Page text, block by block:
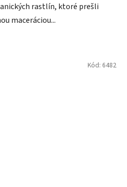
rastlín, ktoré prešli
maceráciou...
Kód: 6482